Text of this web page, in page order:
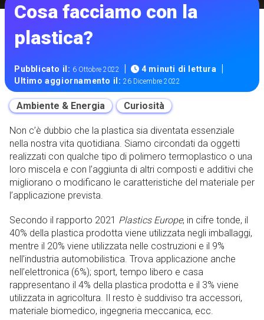
Cosa facciamo con la
plastica?
Pubblicato il: 6 Ottobre 2022 | 4 minuti di lettura |
Ultimo aggiornamento il:26 Dicembre 2022
Ambiente & Energia Curiosità
Non c’è dubbio che la plastica sia diventata essenziale
nella nostra vita quotidiana. Siamo circondati da oggetti
realizzati con qualche tipo di polimero termoplastico o una
loro miscela e con l’aggiunta di altri composti e additivi che
migliorano o modificano le caratteristiche del materiale per
l’applicazione prevista.
Secondo il rapporto 2021 Plastics Europe, in cifre tonde, il
40% della plastica prodotta viene utilizzata negli imballaggi,
mentre il 20% viene utilizzata nelle costruzioni e il 9%
nell’industria automobilistica. Trova applicazione anche
nell’elettronica (6%); sport, tempo libero e casa
rappresentano il 4% della plastica prodotta e il 3% viene
utilizzata in agricoltura. Il resto è suddiviso tra accessori,
materiale biomedico, ingegneria meccanica, ecc.